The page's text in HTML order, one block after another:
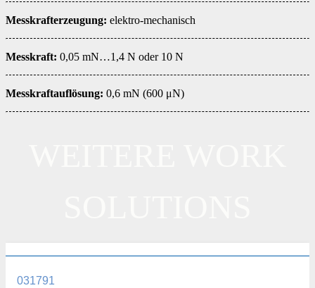
Messkrafterzeugung: elektro-mechanisch
Messkraft: 0,05 mN…1,4 N oder 10 N
Messkraftauflösung: 0,6 mN (600 μN)
031791